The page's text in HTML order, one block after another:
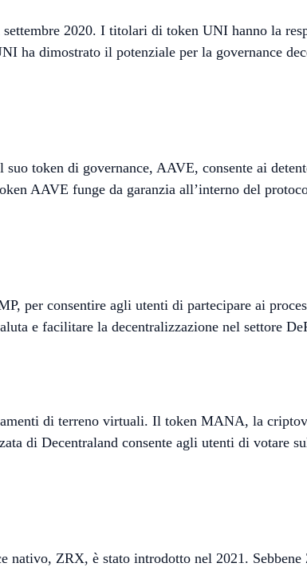
2020. I titolari di token UNI hanno la
ha dimostrato il potenziale per la governance
token di governance, AAVE, consente ai
AAVE funge da garanzia all’interno del
per consentire agli utenti di partecipare ai
e facilitare la decentralizzazione nel settore
di terreno virtuali. Il token MANA, la
di Decentraland consente agli utenti di votare
nativo, ZRX, è stato introdotto nel 2021.